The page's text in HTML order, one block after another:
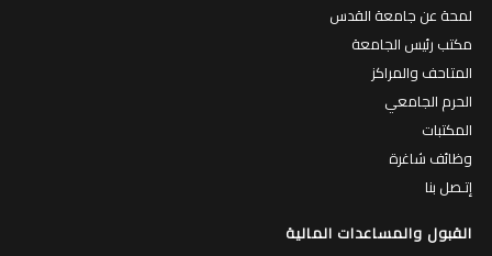
لمحة عن جامعة القدس
مكتب رئيس الجامعة
المتاحف والمراكز
الحرم الجامعي
المكتبات
وظائف شاغرة
إتـصل بنا
القبول والمساعدات المالية